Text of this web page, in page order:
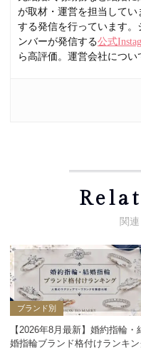
が取材・運営を担当して
する発信を行っています
ンバーが発信する公式
ら高評価。運営会社につい
ブランド別
【2026年8月最新】婚約指輪・
婚指輪ブランド格付けランキ